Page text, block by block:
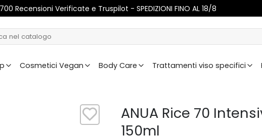
Recensioni Verificate e Truspilot - SPEDIZIONI FINO AL 18/8
Cosmetici Vegan Body Care Trattamenti viso specifici
ANUA Rice 70
150ml